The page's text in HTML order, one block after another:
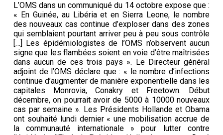
L’OMS dans un communiqué du 14 octobre expose que :
« En Guinée, au Libéria et en Sierra Leone, le nombre
des nouveaux cas continue d’exploser dans des zones
qui semblaient pourtant arriver peu à peu sous contrôle
[…] Les épidémiologistes de l’OMS n’observent aucun
signe que les flambées soient en voie d’être maîtrisées
dans aucun de ces trois pays ». Le Directeur général
adjoint de l’OMS déclare que : « le nombre d’infections
continue d’augmenter de manière exponentielle dans les
capitales Monrovia, Conakry et Freetown. Début
décembre, on pourrait avoir de 5000 à 10000 nouveaux
cas par semaine ». Les Présidents Hollande et Obama
ont souhaité lundi dernier « une mobilisation accrue de
la communauté internationale » pour lutter contre